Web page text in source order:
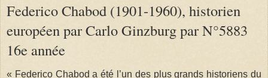
Federico Chabod (1901-1960), historien
européen par Carlo Ginzburg par N°5883
16e année
« Federico Chabod a été l’un des plus grands historiens du